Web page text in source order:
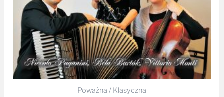
Poważna / Klasyczna